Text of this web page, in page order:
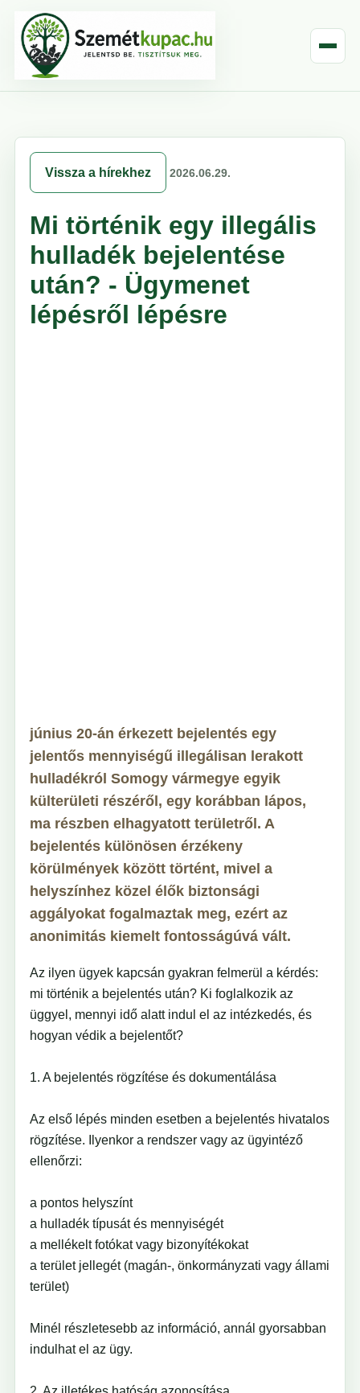
Vissza a hírekhez 2026.06.29.
Mi történik egy illegális
hulladék bejelentése
után? - Ügymenet
lépésről lépésre
június 20-án érkezett bejelentés egy
jelentős mennyiségű illegálisan lerakott
hulladékról Somogy vármegye egyik
külterületi részéről, egy korábban lápos,
ma részben elhagyatott területről. A
bejelentés különösen érzékeny
körülmények között történt, mivel a
helyszínhez közel élők biztonsági
aggályokat fogalmaztak meg, ezért az
anonimitás kiemelt fontosságúvá vált.
Az ilyen ügyek kapcsán gyakran felmerül a kérdés:
mi történik a bejelentés után? Ki foglalkozik az
üggyel, mennyi idő alatt indul el az intézkedés, és
hogyan védik a bejelentőt?
1. A bejelentés rögzítése és dokumentálása
Az első lépés minden esetben a bejelentés hivatalos
rögzítése. Ilyenkor a rendszer vagy az ügyintéző
ellenőrzi:
a pontos helyszínt
a hulladék típusát és mennyiségét
a mellékelt fotókat vagy bizonyítékokat
a terület jellegét (magán-, önkormányzati vagy állami
terület)
Minél részletesebb az információ, annál gyorsabban
indulhat el az ügy.